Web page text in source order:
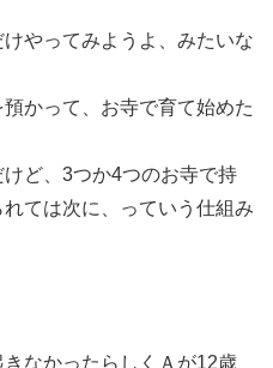
けやってみようよ、みたいな
かって、お寺で育て始めた
ど、3つか4つのお寺で持
ては次に、っていう仕組み
なかったらしくＡが12歳